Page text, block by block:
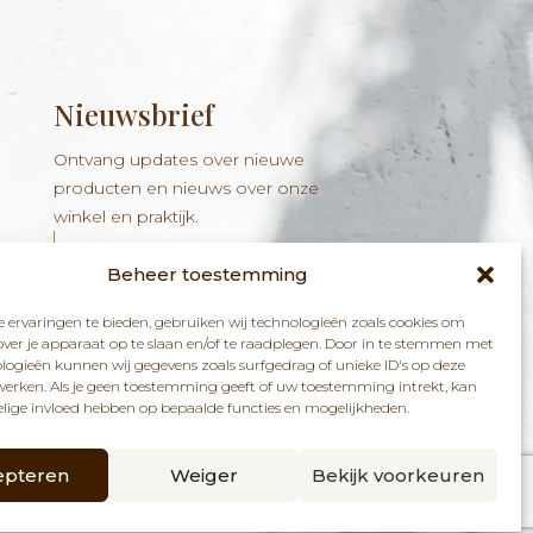
Beheer toestemming
ervaringen te bieden, gebruiken wij technologieën zoals cookies om
je apparaat op te slaan en/of te raadplegen. Door in te stemmen met
kunnen wij gegevens zoals surfgedrag of unieke ID's op deze
Als je geen toestemming geeft of uw toestemming intrekt, kan
invloed hebben op bepaalde functies en mogelijkheden.
Weiger Bekijk voorkeuren
Nieuwsbrief
Ontvang updates over nieuwe
producten en nieuws over onze
winkel en praktijk.
ABONNEREN